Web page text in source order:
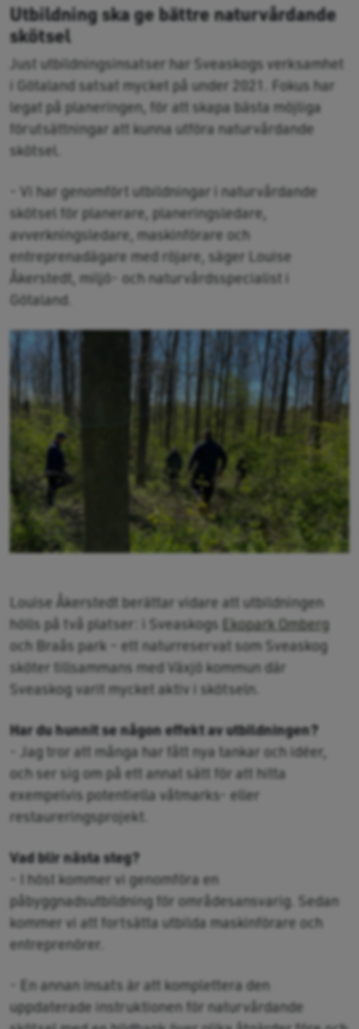
Utbildning ska ge bättre naturvårdande
skötsel
Just utbildningsinsatser har Sveaskogs verksamhet
i Götaland satsat mycket på under 2021. Fokus har
legat på planeringen, för att skapa bästa möjliga
förutsättningar att kunna utföra naturvårdande
skötsel.
- Vi har genomfört utbildningar i naturvårdande
skötsel för planerare, planeringsledare,
avverkningsledare, maskinförare och
entreprenadägare med röjare, säger Louise
Åkerstedt, miljö- och naturvårdsspecialist i
Götaland.
Louise Åkerstedt berättar vidare att utbildningen
hölls på två platser: i Sveaskogs Ekopark Omberg
och Braås park – ett naturreservat som Sveaskog
sköter tillsammans med Växjö kommun där
Sveaskog varit mycket aktiv i skötseln.
Har du hunnit se någon effekt av utbildningen?
- Jag tror att många har fått nya tankar och idéer,
och ser sig om på ett annat sätt för att hitta
exempelvis potentiella våtmarks- eller
restaureringsprojekt.
Vad blir nästa steg?
- I höst kommer vi genomföra en
påbyggnadsutbildning för områdesansvarig. Sedan
kommer vi att fortsätta utbilda maskinförare och
entreprenörer.
- En annan insats är att komplettera den
uppdaterade instruktionen för naturvårdande